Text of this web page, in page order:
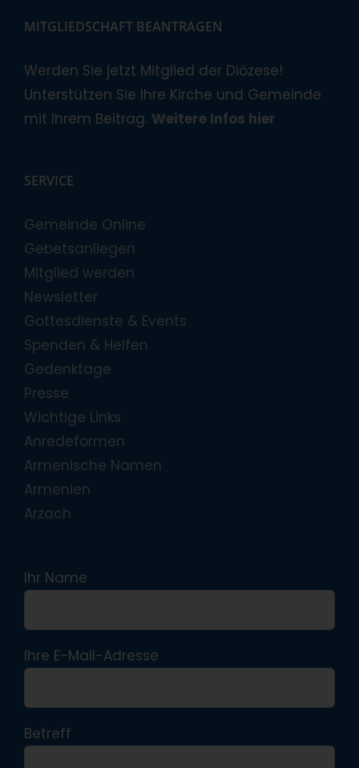
MITGLIEDSCHAFT BEANTRAGEN
Werden Sie jetzt Mitglied der Diözese!
Unterstützen Sie Ihre Kirche und Gemeinde
mit Ihrem Beitrag. Weitere Infos hier
SERVICE
Gemeinde Online
Gebetsanliegen
Mitglied werden
Newsletter
Gottesdienste & Events
Spenden & Helfen
Gedenktage
Presse
Wichtige Links
Anredeformen
Armenische Namen
Armenien
Arzach
Ihr Name
Ihre E-Mail-Adresse
Betreff